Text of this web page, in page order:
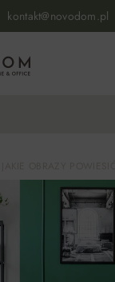
kontakt@novodom.pl
Dostawa z
30 dni na zwrot lub
98%